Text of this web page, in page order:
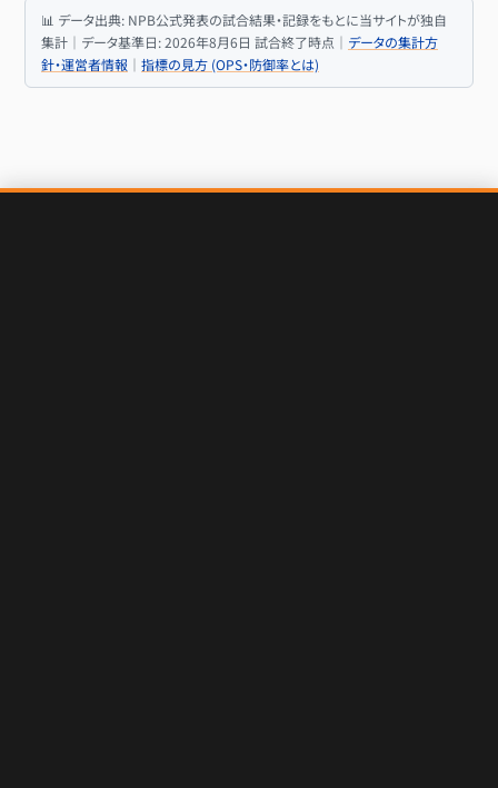
📊 データ出典: NPB公式発表の試合結果・記録をもとに当サイトが独自
集計｜データ基準日: 2026年8月6日 試合終了時点｜ データの集計方
針・運営者情報 ｜ 指標の見方 (OPS・防御率とは)